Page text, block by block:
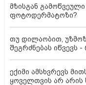
მზისგან
ფოტოდერმატოზი?
თუ დილაობით,
შეგრძნებას იწვევს
ექიმი ამსხვრევს
ყოველთვის არ არის